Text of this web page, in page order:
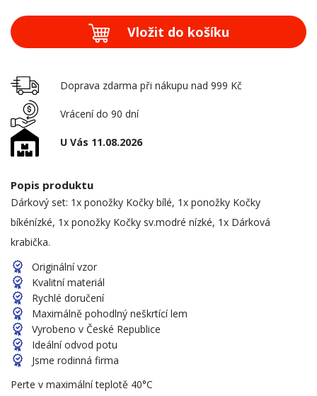
Vložit do košíku
Doprava zdarma při nákupu nad 999 Kč
Vrácení do 90 dní
U Vás 11.08.2026
Popis produktu
Dárkový set: 1x ponožky Kočky bílé, 1x ponožky Kočky
bíkénízké, 1x ponožky Kočky sv.modré nízké, 1x Dárková
krabička.
Originální vzor
Kvalitní materiál
Rychlé doručení
Maximálně pohodlný neškrtící lem
Vyrobeno v České Republice
Ideální odvod potu
Jsme rodinná firma
Perte v maximální teplotě 40°C